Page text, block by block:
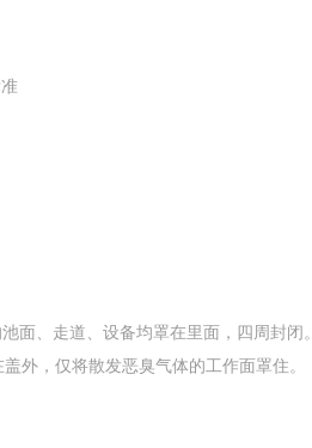
面、走道、设备均罩在里面，四周封闭。
外，仅将散发恶臭气体的工作面罩住。